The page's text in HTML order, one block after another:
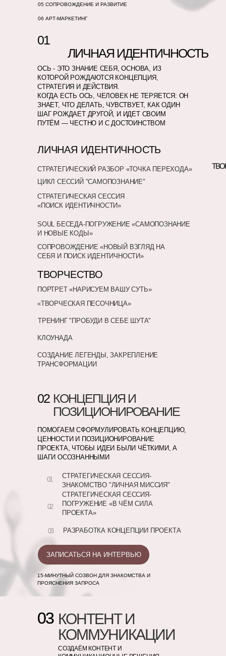
05 СОПРОВОЖДЕНИЕ И РАЗВИТИЕ
06 АРТ-МАРКЕТИНГ
ЛИЧНАЯ ИДЕНТИЧНОСТЬ
ЛИЧНАЯ ИДЕНТИЧНОСТЬ
ТВОРЧЕСТВО
КЛОУНАДА
ТРЕНИНГ "ПРОБУДИ В СЕБЕ ШУТА"
СОЗДАНИЕ ЛЕГЕНДЫ, ЗАКРЕПЛЕНИЕ
ТРАНСФОРМАЦИИ
«ТВОРЧЕСКАЯ ПЕСОЧНИЦА»
ПОРТРЕТ «НАРИСУЕМ ВАШУ СУТЬ»
СОПРОВОЖДЕНИЕ «НОВЫЙ ВЗГЛЯД НА
СЕБЯ И ПОИСК ИДЕНТИЧНОСТИ»
СТРАТЕГИЧЕСКАЯ СЕССИЯ
«ПОИСК ИДЕНТИЧНОСТИ»
СТРАТЕГИЧЕСКИЙ РАЗБОР «ТОЧКА ПЕРЕХОДА»
SOUL БЕСЕДА-ПОГРУЖЕНИЕ «САМОПОЗНАНИЕ
И НОВЫЕ КОДЫ»
ЦИКЛ СЕССИЙ "САМОПОЗНАНИЕ"
01
ОСЬ - ЭТО ЗНАНИЕ СЕБЯ, ОСНОВА, ИЗ
КОТОРОЙ РОЖДАЮТСЯ КОНЦЕПЦИЯ,
СТРАТЕГИЯ И ДЕЙСТВИЯ.
КОГДА ЕСТЬ ОСЬ, ЧЕЛОВЕК НЕ ТЕРЯЕТСЯ: ОН
ЗНАЕТ, ЧТО ДЕЛАТЬ, ЧУВСТВУЕТ, КАК ОДИН
ШАГ РОЖДАЕТ ДРУГОЙ, И ИДЕТ СВОИМ
ПУТЁМ — ЧЕСТНО И С ДОСТОИНСТВОМ
ЗАПИСАТЬСЯ НА ИНТЕРВЬЮ
КОНЦЕПЦИЯ И
ПОЗИЦИОНИРОВАНИЕ
02
15-МИНУТНЫЙ СОЗВОН ДЛЯ ЗНАКОМСТВА И
ПРОЯСНЕНИЯ ЗАПРОСА
СТРАТЕГИЧЕСКАЯ СЕССИЯ-
ЗНАКОМСТВО "ЛИЧНАЯ МИССИЯ"
01
02
03
СТРАТЕГИЧЕСКАЯ СЕССИЯ-
ПОГРУЖЕНИЕ «В ЧЁМ СИЛА
ПРОЕКТА»
РАЗРАБОТКА КОНЦЕПЦИИ ПРОЕКТА
ПОМОГАЕМ СФОРМУЛИРОВАТЬ КОНЦЕПЦИЮ,
ЦЕННОСТИ И ПОЗИЦИОНИРОВАНИЕ
ПРОЕКТА, ЧТОБЫ ИДЕИ БЫЛИ ЧЁТКИМИ, А
ШАГИ ОСОЗНАННЫМИ
03 КОНТЕНТ И
КОММУНИКАЦИИ
СОЗДАЁМ КОНТЕНТ И
03